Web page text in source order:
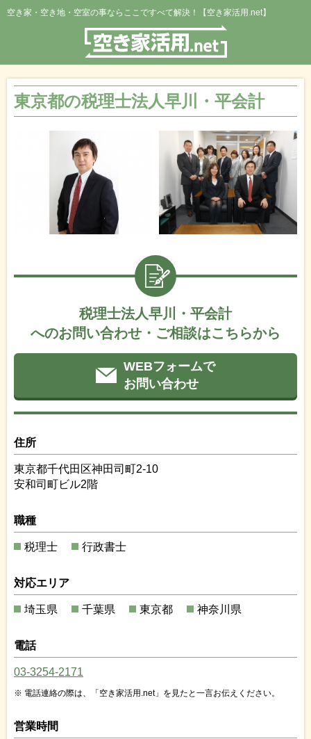
空き家・空き地・空室の事ならここですべて解決！【空き家活用.net】
東京都の税理士法人早川・平会計
税理士法人早川・平会計
へのお問い合わせ・ご相談はこちらから
WEBフォームで
お問い合わせ
住所
東京都千代田区神田司町2-10
安和司町ビル2階
職種
税理士 行政書士
対応エリア
埼玉県 千葉県 東京都 神奈川県
電話
03-3254-2171
電話連絡の際は、「空き家活用.net」を見たと一言お伝えください。
営業時間